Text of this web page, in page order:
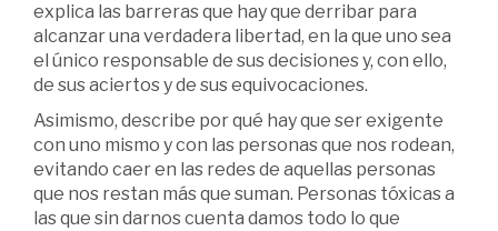
explica las barreras que hay que derribar para
alcanzar una verdadera libertad, en la que uno sea
el único responsable de sus decisiones y, con ello,
de sus aciertos y de sus equivocaciones.
Asimismo, describe por qué hay que ser exigente
con uno mismo y con las personas que nos rodean,
evitando caer en las redes de aquellas personas
que nos restan más que suman. Personas tóxicas a
las que sin darnos cuenta damos todo lo que